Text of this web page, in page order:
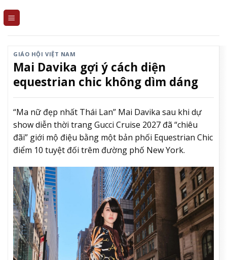
GIÁO HỘI VIỆT NAM
Mai Davika gợi ý cách diện
equestrian chic không dìm dáng
“Ma nữ đẹp nhất Thái Lan” Mai Davika sau khi dự
show diễn thời trang Gucci Cruise 2027 đã “chiêu
đãi” giới mộ điệu bằng một bản phối Equestrian Chic
điểm 10 tuyệt đối trêm đường phố New York.